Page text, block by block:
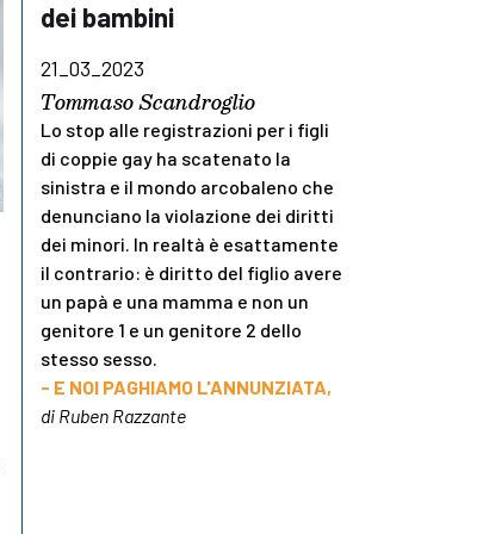
dei bambini
21_03_2023
Tommaso Scandroglio
Lo stop alle registrazioni per i figli
di coppie gay ha scatenato la
sinistra e il mondo arcobaleno che
denunciano la violazione dei diritti
dei minori. In realtà è esattamente
il contrario: è diritto del figlio avere
un papà e una mamma e non un
genitore 1 e un genitore 2 dello
stesso sesso.
- E NOI PAGHIAMO L'ANNUNZIATA,
di Ruben Razzante